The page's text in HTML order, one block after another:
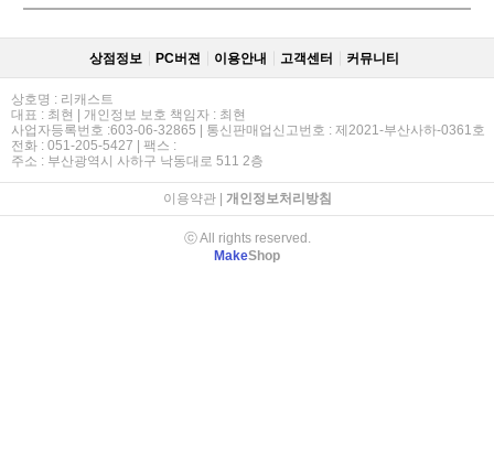
상점정보 PC버젼 이용안내 고객센터 커뮤니티
상호명 : 리캐스트
대표 : 최현 | 개인정보 보호 책임자 : 최현
사업자등록번호 :603-06-32865 | 통신판매업신고번호 : 제2021-부산사하-0361호
전화 : 051-205-5427 | 팩스 :
주소 : 부산광역시 사하구 낙동대로 511 2층
이용약관| 개인정보처리방침
ⓒ All rights reserved.
MakeShop